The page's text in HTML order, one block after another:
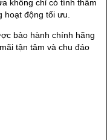
không chỉ có tính thẩm
hoạt động tối ưu.
bảo hành chính hãng
tận tâm và chu đáo